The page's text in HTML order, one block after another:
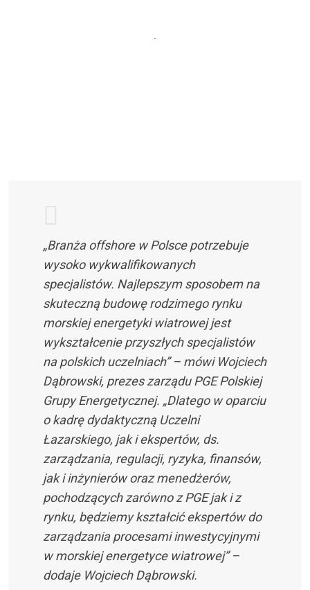
„Branża offshore w Polsce potrzebuje
wysoko wykwalifikowanych
specjalistów. Najlepszym sposobem na
skuteczną budowę rodzimego rynku
morskiej energetyki wiatrowej jest
wykształcenie przyszłych specjalistów
na polskich uczelniach” – mówi Wojciech
Dąbrowski, prezes zarządu PGE Polskiej
Grupy Energetycznej. „Dlatego w oparciu
o kadrę dydaktyczną Uczelni
Łazarskiego, jak i ekspertów, ds.
zarządzania, regulacji, ryzyka, finansów,
jak i inżynierów oraz menedżerów,
pochodzących zarówno z PGE jak i z
rynku, będziemy kształcić ekspertów do
zarządzania procesami inwestycyjnymi
w morskiej energetyce wiatrowej” –
dodaje Wojciech Dąbrowski.